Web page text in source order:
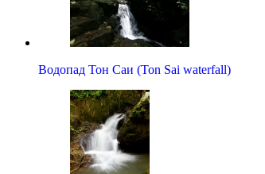
Водопад Тон Саи (Ton Sai waterfall)